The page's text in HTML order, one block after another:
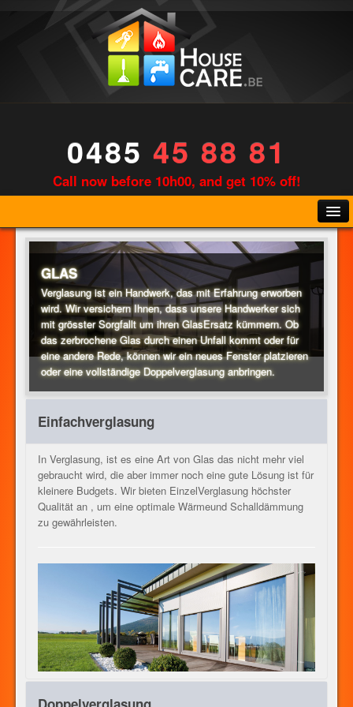
0485 45 88 81
Call now before 10h00, and get 10% off!
KLEMPNER
HEIZUNG
UNSERE DIENSTLEISTUNGEN
KONTAKT
GLAS
Verglasung ist ein Handwerk, das mit Erfahrung erworben
wird. Wir versichern Ihnen, dass unsere Handwerker sich
mit grösster Sorgfallt um ihren GlasErsatz kümmern. Ob
das zerbrochene Glas durch einen Unfall kommt oder für
eine andere Rede, können wir ein neues Fenster platzieren
oder eine vollständige Doppelverglasung anbringen.
Einfachverglasung
In Verglasung, ist es eine Art von Glas das nicht mehr viel
gebraucht wird, die aber immer noch eine gute Lösung ist für
kleinere Budgets. Wir bieten EinzelVerglasung höchster
Qualität an , um eine optimale Wärmeund Schalldämmung
zu gewährleisten.